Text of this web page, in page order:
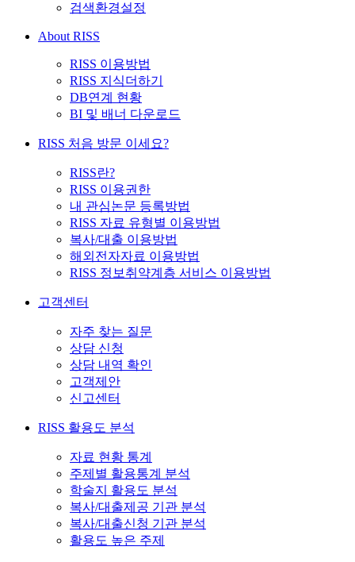
검색환경설정
About RISS
RISS 이용방법
RISS 지식더하기
DB연계 현황
BI 및 배너 다운로드
RISS 처음 방문 이세요?
RISS란?
RISS 이용권한
내 관심논문 등록방법
RISS 자료 유형별 이용방법
복사/대출 이용방법
해외전자자료 이용방법
RISS 정보취약계층 서비스 이용방법
고객센터
자주 찾는 질문
상담 신청
상담 내역 확인
고객제안
신고센터
RISS 활용도 분석
자료 현황 통계
주제별 활용통계 분석
학술지 활용도 분석
복사/대출제공 기관 분석
복사/대출신청 기관 분석
활용도 높은 주제